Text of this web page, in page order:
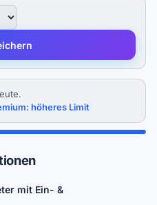
höheres Limit
mit Ein- &